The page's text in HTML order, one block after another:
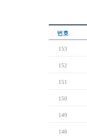
번호
153
152
151
150
149
148